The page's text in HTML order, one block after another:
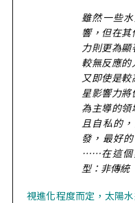
雖然一些
響，但在
力則更為
較無反應的
又即使是
星影響力
為主導的
且自私的
發，最好
……在這個
型：非傳統
視進化程度而定，太陽